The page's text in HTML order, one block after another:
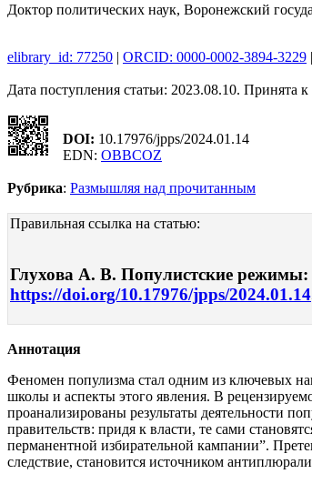
Доктор политических наук, Воронежский
elibrary_id: 77250 | ORCID: 0000-0002-3894-3229 |
Дата поступления статьи: 2023.08.10. Принята к
DOI: 10.17976/jpps/2024.01.14
EDN: OBBCOZ
Рубрика: Размышляя над прочитанным
Правильная ссылка на статью:
Глухова А. В. Популистские режимы:
https://doi.org/10.17976/jpps/2024.01.14
Аннотация
Феномен популизма стал одним из ключевых
школы и аспекты этого явления. В
проанализированы результаты деятельности
правительств: придя к власти, те сами
перманентной избирательной кампании”.
следствие, становится источником